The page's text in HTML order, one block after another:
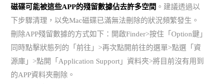
磁碟可能被這些APP的殘留數據佔去許多空間 。建議透過以
下步驟清理，以免Mac磁碟已滿無法刪除的狀況頻繁發生。
刪除APP殘留數據的方式如下：開啟Finder>按住「Option鍵」
同時點擊狀態列的「前往」>再次點開前往的選單>點選「資
源庫」>點開「Application Support」資料夾>將目前沒有用到
的APP資料夾刪除。